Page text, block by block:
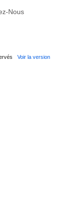
Nous
Voir la version